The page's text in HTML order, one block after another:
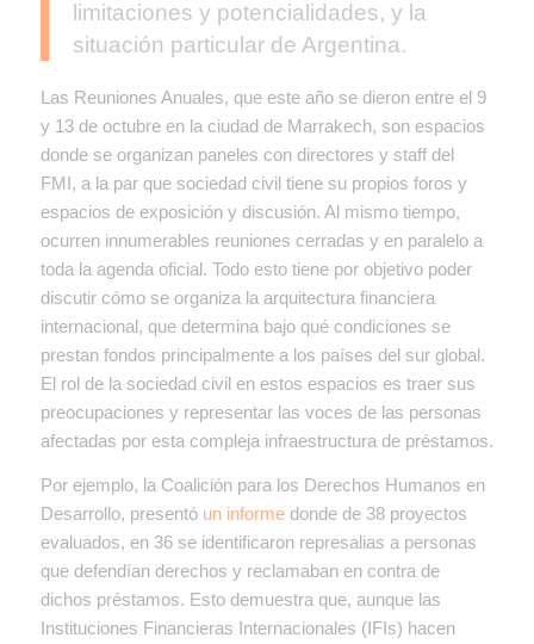
limitaciones y potencialidades, y la
situación particular de Argentina.
Las Reuniones Anuales, que este año se dieron entre el 9
y 13 de octubre en la ciudad de Marrakech, son espacios
donde se organizan paneles con directores y staff del
FMI, a la par que sociedad civil tiene su propios foros y
espacios de exposición y discusión. Al mismo tiempo,
ocurren innumerables reuniones cerradas y en paralelo a
toda la agenda oficial. Todo esto tiene por objetivo poder
discutir cómo se organiza la arquitectura financiera
internacional, que determina bajo qué condiciones se
prestan fondos principalmente a los países del sur global.
El rol de la sociedad civil en estos espacios es traer sus
preocupaciones y representar las voces de las personas
afectadas por esta compleja infraestructura de préstamos.
Por ejemplo, la Coalición para los Derechos Humanos en
Desarrollo, presentó un informe donde de 38 proyectos
evaluados, en 36 se identificaron represalias a personas
que defendían derechos y reclamaban en contra de
dichos préstamos. Esto demuestra que, aunque las
Instituciones Financieras Internacionales (IFIs) hacen